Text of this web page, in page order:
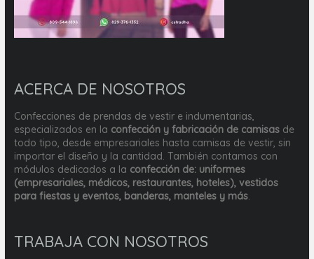
ACERCA DE NOSOTROS
Confecciones de prendas de vestir e indumentarias,
especializados en la confección y fabricación de camisasde
todo tipo, desde empresariales hasta camisas de vestir, sin
importar el diseño y la cantidad. También contamos con
módulos dedicados a la confección de: uniformes
(empresariales, médicos, restaurantes, hoteles), vestidos
para fiestas y eventos, banderas, manteles y más.
TRABAJA CON NOSOTROS